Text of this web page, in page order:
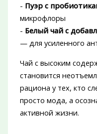
- Пуэр с
микрофлоры
- Белый чай с
— для усиленного
Чай с высоким
становится
рациона у тех, кто
просто мода, а
активной жизни.